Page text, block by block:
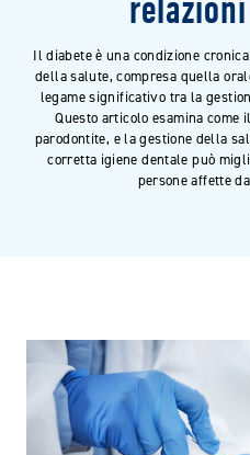
Il diabete è una condizione
della salute, compresa quella
legame significativo tra la
Questo articolo esamina
parodontite, e la gestione della
corretta igiene dentale può
persone affette